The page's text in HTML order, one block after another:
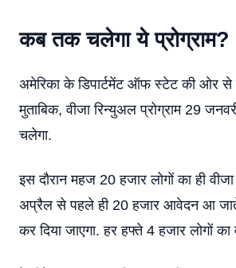
कब तक चलेगा ये प्रोग्राम?
अमेरिका के डिपार्टमेंट ऑफ स्टेट की ओर से
मुताबिक, वीजा रिन्युअल प्रोग्राम 29
चलेगा.
इस दौरान महज 20 हजार लोगों का ही
अप्रैल से पहले ही 20 हजार आवेदन आ
कर दिया जाएगा. हर हफ्ते 4 हजार लोगों का